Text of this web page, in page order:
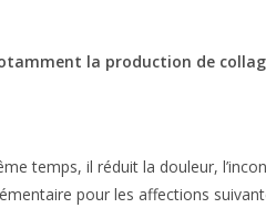
la production de
temps, il réduit la douleur,
pour les affections